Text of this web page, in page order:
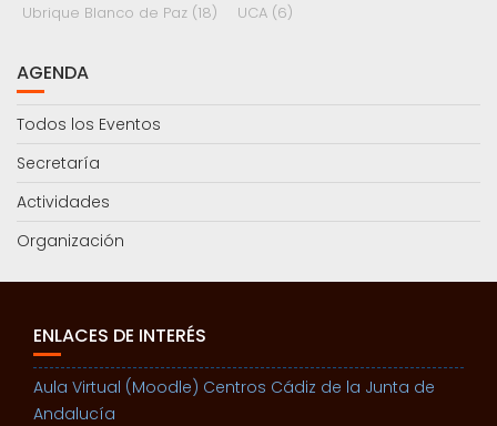
Ubrique Blanco de Paz (18) UCA (6)
AGENDA
Todos los Eventos
Secretaría
Actividades
Organización
ENLACES DE INTERÉS
Aula Virtual (Moodle) Centros Cádiz de la Junta de
Andalucía